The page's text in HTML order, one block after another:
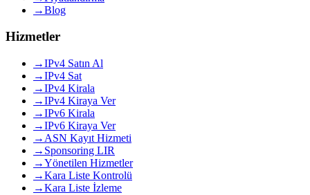
→Blog
Hizmetler
→IPv4 Satın Al
→IPv4 Sat
→IPv4 Kirala
→IPv4 Kiraya Ver
→IPv6 Kirala
→IPv6 Kiraya Ver
→ ASN Kayıt Hizmeti
→ Sponsoring LIR
→Yönetilen Hizmetler
→Kara Liste Kontrolü
→Kara Liste İzleme